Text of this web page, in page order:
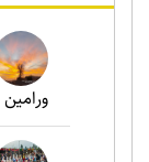
ورامین